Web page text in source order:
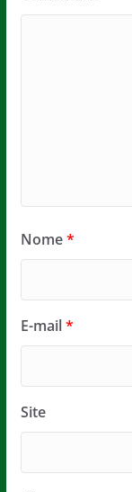
Nome*
E-mail*
Site